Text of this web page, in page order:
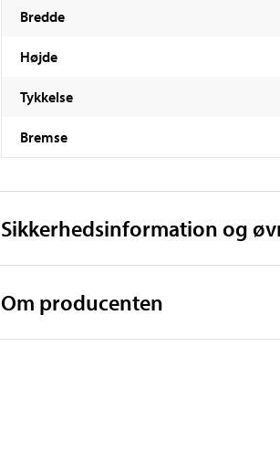
Bredde
Højde
Tykkelse
Bremse
Sikkerhedsinformation og
Om producenten